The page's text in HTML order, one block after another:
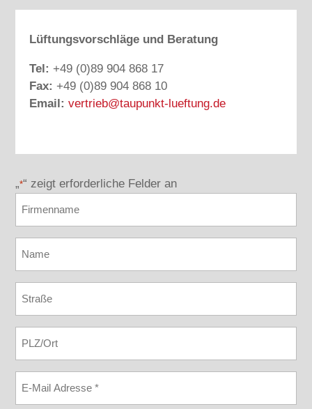
Lüftungsvorschläge und Beratung
Tel: +49 (0)89 904 868 17
Fax: +49 (0)89 904 868 10
Email: vertrieb@taupunkt-lueftung.de
„*“ zeigt erforderliche Felder an